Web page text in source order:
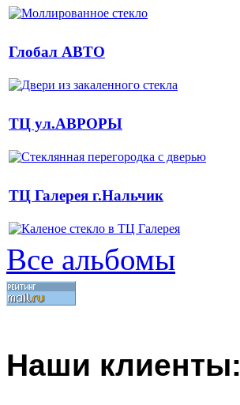
Глобал АВТО
ТЦ ул.АВРОРЫ
ТЦ Галерея г.Нальчик
Все альбомы
Наши клиенты: